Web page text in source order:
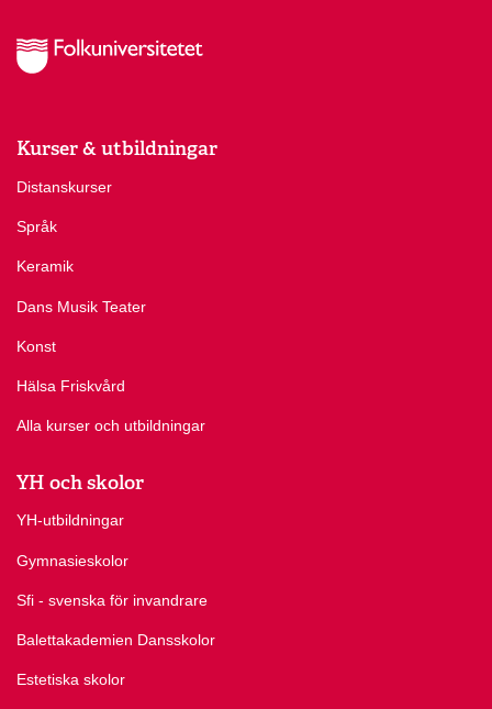
Kurser & utbildningar
Distanskurser
Språk
Keramik
Dans Musik Teater
Konst
Hälsa Friskvård
Alla kurser och utbildningar
YH och skolor
YH-utbildningar
Gymnasieskolor
Sfi - svenska för invandrare
Balettakademien Dansskolor
Estetiska skolor